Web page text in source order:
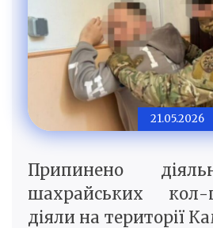
21.05.2026
Припинено
шахрайських кол-
діяли на території